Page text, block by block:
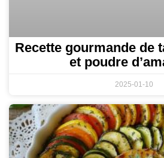
Recette gourmande de
et poudre
2025-01-10